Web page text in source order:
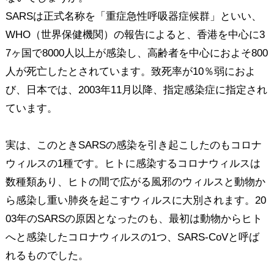
SARSは正式名称を「重症急性呼吸器症候群」といい、
WHO（世界保健機関）の報告によると、香港を中心に3
7ヶ国で8000人以上が感染し、高齢者を中心におよそ800
人が死亡したとされています。致死率が10％弱におよ
び、日本では、2003年11月以降、指定感染症に指定され
ています。
実は、このときSARSの感染を引き起こしたのもコロナ
ウィルスの1種です。ヒトに感染するコロナウィルスは
数種類あり、ヒトの間で広がる風邪のウィルスと動物か
ら感染し重い肺炎を起こすウィルスに大別されます。20
03年のSARSの原因となったのも、最初は動物からヒト
へと感染したコロナウィルスの1つ、SARS-CoVと呼ば
れるものでした。